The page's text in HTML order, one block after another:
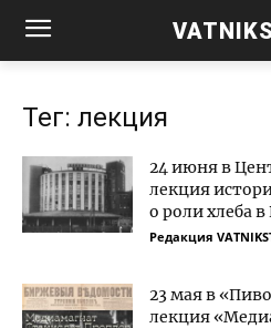
Тег: лекция
24 июня в
лекция
о роли хлеба в
Редакция
23 мая в
лекция